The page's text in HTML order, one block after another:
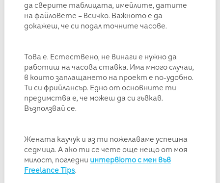
да сверите таблицата, имейлите, датите
на файловете – всичко. Важното е да
докажеш, че си подал точните часове.
Това е. Естествено, не винаги е нужно да
работиш на часова ставка. Има много случаи,
в които заплащането на проект е по-удобно.
Ти си фрийлансър. Едно от основните ти
предимства е, че можеш да си гъвкав.
Възползвай се.
Жената каучук и аз ти пожелаваме успешна
седмица. А ако ти се чете още нещо от моя
милост, погледни интервюто с мен във
Freelance Tips.